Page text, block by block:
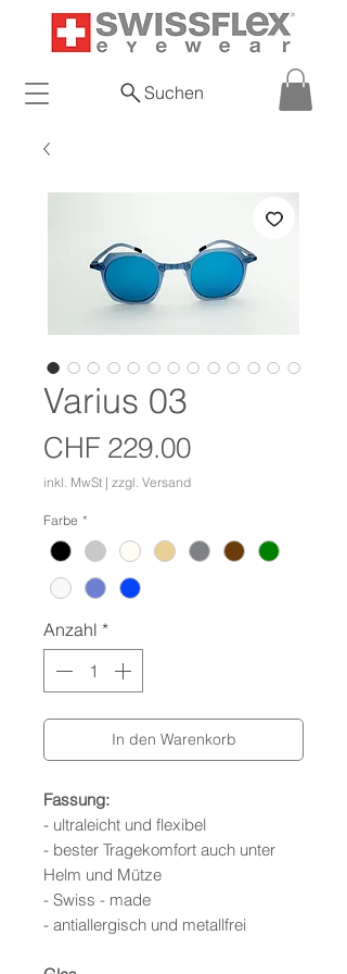
Suchen
Varius 03
CHF 229.00Preis
inkl. MwSt | zzgl. Versand
Farbe *
Anzahl *
In den Warenkorb
Fassung:
- ultraleicht und flexibel
- bester Tragekomfort auch unter
Helm und Mütze
- Swiss - made
- antiallergisch und metallfrei